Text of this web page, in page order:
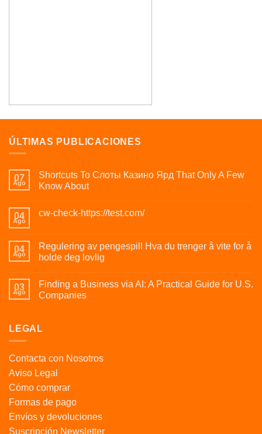
ÚLTIMAS PUBLICACIONES
07
Ago
Shortcuts To Слоты Казино Ярд That Only A Few
Know About
04
Ago
cw-check-https://test.com/
04
Ago
Regulering av pengespill Hva du trenger å vite for å
holde deg lovlig
03
Ago
Finding a Business via AI: A Practical Guide for U.S.
Companies
LEGAL
Contacta con Nosotros
Aviso Legal
Cómo comprar
Formas de pago
Envíos y devoluciones
Suscripción Newsletter